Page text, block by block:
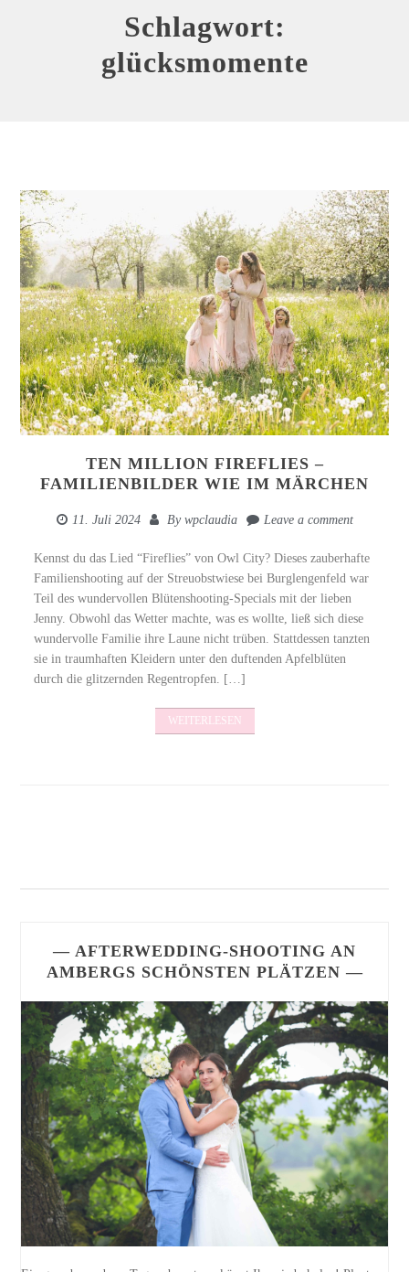
Schlagwort:
glücksmomente
TEN MILLION FIREFLIES –
FAMILIENBILDER WIE IM MÄRCHEN
11. Juli 2024 By wpclaudia Leave a comment
Kennst du das Lied “Fireflies” von Owl City? Dieses zauberhafte
Familienshooting auf der Streuobstwiese bei Burglengenfeld war
Teil des wundervollen Blütenshooting-Specials mit der lieben
Jenny. Obwohl das Wetter machte, was es wollte, ließ sich diese
wundervolle Familie ihre Laune nicht trüben. Stattdessen tanzten
sie in traumhaften Kleidern unter den duftenden Apfelblüten
durch die glitzernden Regentropfen. […]
WEITERLESEN
— AFTERWEDDING-SHOOTING AN
AMBERGS SCHÖNSTEN PLÄTZEN —